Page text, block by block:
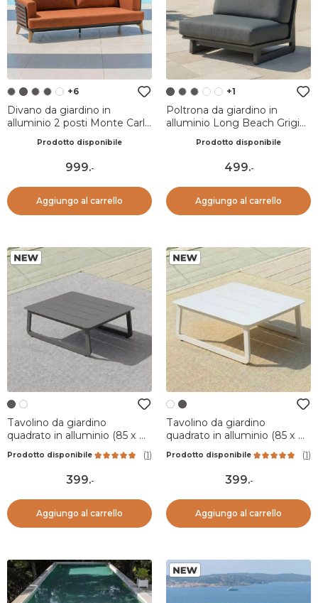
+6
Divano da giardino in
alluminio 2 posti Monte Carlo
Prodotto disponibile
999.-
Aggiungo al carrello
+1
Poltrona da giardino in
alluminio Long Beach Grigio
Prodotto disponibile
499.-
Aggiungo al carrello
Tavolino da giardino
quadrato in alluminio (85 x 85
antracite
Prodotto disponibile (1)
399.-
Aggiungo al carrello
Tavolino da giardino
quadrato in alluminio (85 x 85
cenere
Prodotto disponibile (1)
399.-
Aggiungo al carrello